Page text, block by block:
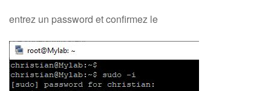
entrez un password et confirmez le